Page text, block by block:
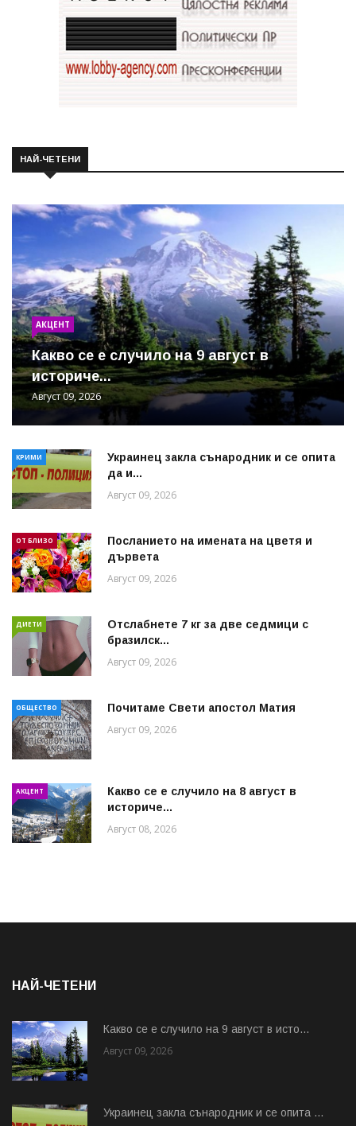
НАЙ-ЧЕТЕНИ
АКЦЕНТ
Какво се е случило на 9 август в
историче...
Август 09, 2026
КРИМИ
Украинец закла сънародник и се опита
да и...
Август 09, 2026
ОТ БЛИЗО
Посланието на имената на цветя и
дървета
Август 09, 2026
ДИЕТИ
Отслабнете 7 кг за две седмици с
бразилск...
Август 09, 2026
ОБЩЕСТВО Почитаме Свети апостол Матия
Август 09, 2026
АКЦЕНТ
Какво се е случило на 8 август в
историче...
Август 08, 2026
НАЙ-ЧЕТЕНИ
Какво се е случило на 9 август в исто...
Август 09, 2026
Украинец закла сънародник и се опита ...